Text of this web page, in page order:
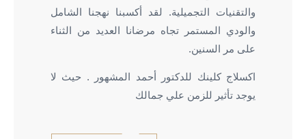
والتقنيات التجميلية. لقد أكسبنا نهجنا الشامل
والودي المستمر تجاه مرضانا العديد من الثناء
على مر السنين.
اكسلاج كلينك للدكتور أحمد المشهور . حيث لا
يوجد تأثير للزمن علي جمالك